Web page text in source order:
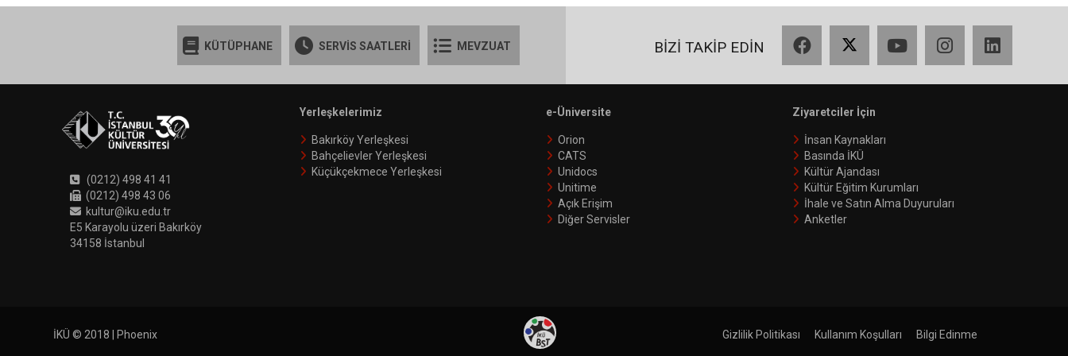
KÜTÜPHANE SERVİS SAATLERİ MEVZUAT BİZİ TAKİP EDİN
(0212) 498 41 41
(0212) 498 43 06
kultur@iku.edu.tr
E5 Karayolu üzeri Bakırköy
34158 İstanbul
Yerleşkelerimiz
Bakırköy Yerleşkesi
Bahçelievler Yerleşkesi
Küçükçekmece Yerleşkesi
e-Üniversite
Orion
CATS
Unidocs
Unitime
Açık Erişim
Diğer Servisler
Ziyaretciler İçin
İnsan Kaynakları
Basında İKÜ
Kültür Ajandası
Kültür Eğitim Kurumları
İhale ve Satın Alma Duyuruları
Anketler
İKÜ © 2018 | Phoenix Gizlilik Politikası Kullanım Koşulları Bilgi Edinme